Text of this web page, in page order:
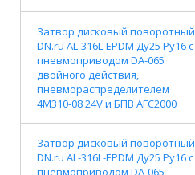
Затвор дисковый поворотный
DN.ru AL-316L-EPDM Ду25 Ру16 с
пневмоприводом DA-065
двойного действия,
пневмораспределителем
4M310-08 24V и БПВ AFC2000
Затвор дисковый поворотный
DN.ru AL-316L-EPDM Ду25 Ру16 с
пневмоприводом DA-065